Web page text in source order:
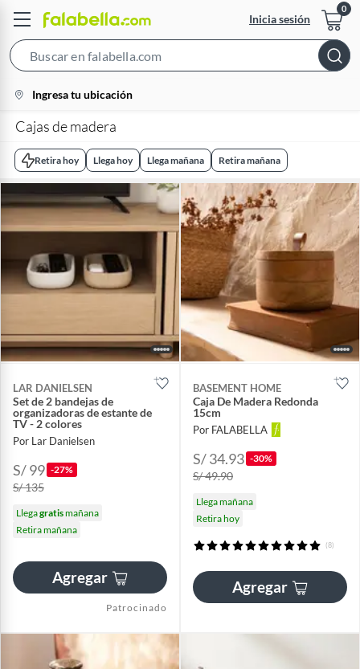
Inicia sesión
Bar
location-
icon
Ingresa tu ubicación
Cajas de madera
Retira hoy Llega hoy Llega mañana Retira mañana
LAR DANIELSEN
Set de 2 bandejas de
organizadoras de estante de
TV - 2 colores
Por Lar Danielsen
S/ 99 -27%
S/ 135
Llegagratismañana
Retira mañana
Agregar
Patrocinado
BASEMENT HOME
Caja De Madera Redonda
15cm
Por FALABELLA
S/ 34.93 -30%
S/ 49.90
Llega mañana
Retira hoy
(8)
Agregar